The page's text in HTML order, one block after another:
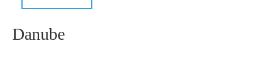
Danube